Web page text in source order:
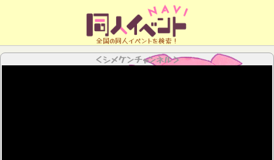
全国の同人イベントを検索！
＜シメケンチャンネル＞